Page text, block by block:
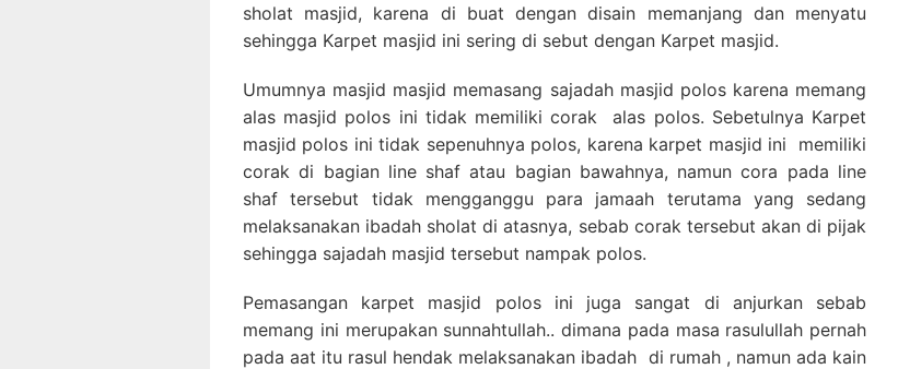
sholat masjid, karena di buat dengan disain memanjang dan menyatu
sehingga Karpet masjid ini sering di sebut dengan Karpet masjid.
Umumnya masjid masjid memasang sajadah masjid polos karena memang
alas masjid polos ini tidak memiliki corak alas polos. Sebetulnya Karpet
masjid polos ini tidak sepenuhnya polos, karena karpet masjid ini memiliki
corak di bagian line shaf atau bagian bawahnya, namun cora pada line
shaf tersebut tidak mengganggu para jamaah terutama yang sedang
melaksanakan ibadah sholat di atasnya, sebab corak tersebut akan di pijak
sehingga sajadah masjid tersebut nampak polos.
Pemasangan karpet masjid polos ini juga sangat di anjurkan sebab
memang ini merupakan sunnahtullah.. dimana pada masa rasulullah pernah
pada aat itu rasul hendak melaksanakan ibadah di rumah , namun ada kain